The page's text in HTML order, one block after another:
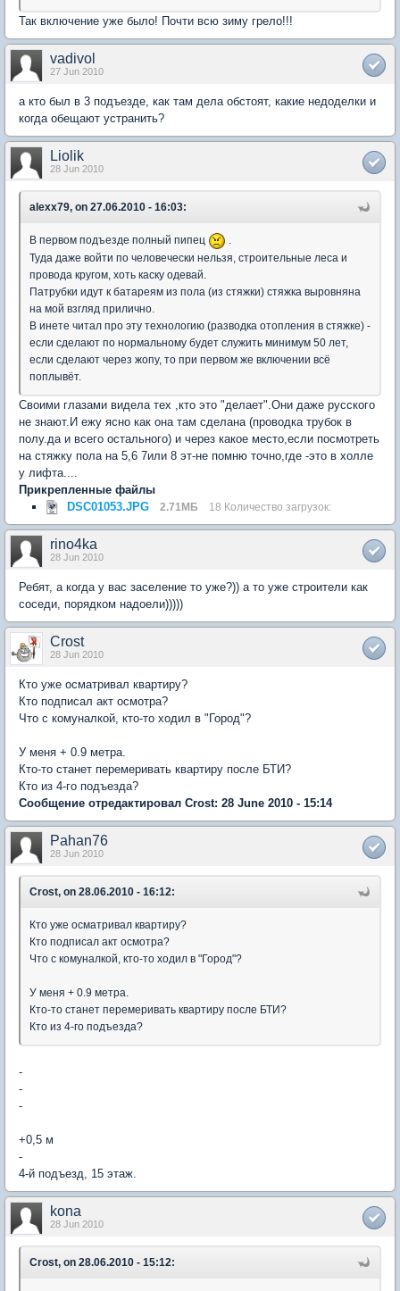
Так включение уже было! Почти всю зиму грело!!!
vadivol
27 Jun 2010
а кто был в 3 подъезде, как там дела обстоят, какие недоделки и
когда обещают устранить?
Liolik
28 Jun 2010
alexx79, on 27.06.2010 - 16:03:
В первом подъезде полный пипец
Туда даже войти по человечески нельзя, строительные леса и
провода кругом, хоть каску одевай.
Патрубки идут к батареям из пола (из стяжки) стяжка выровняна
на мой взгляд прилично.
В инете читал про эту технологию (разводка отопления в стяжке) -
если сделают по нормальному будет служить минимум 50 лет,
если сделают через жопу, то при первом же включении всё
поплывёт.
Своими глазами видела тех ,кто это "делает".Они даже русского
не знают.И ежу ясно как она там сделана (проводка трубок в
полу.да и всего остального) и через какое место,если посмотреть
на стяжку пола на 5,6 7или 8 эт-не помню точно,где -это в холле
у лифта....
Прикрепленные файлы
DSC01053.JPG
2.71МБ 18 Количество загрузок:
rino4ka
28 Jun 2010
Ребят, а когда у вас заселение то уже?)) а то уже строители как
соседи, порядком надоели)))))
Crost
28 Jun 2010
Кто уже осматривал квартиру?
Кто подписал акт осмотра?
Что с комуналкой, кто-то ходил в "Город"?
У меня + 0.9 метра.
Кто-то станет перемеривать квартиру после БТИ?
Кто из 4-го подъезда?
Сообщение отредактировал Crost: 28 June 2010 - 15:14
Pahan76
28 Jun 2010
Crost, on 28.06.2010 - 16:12:
Кто уже осматривал квартиру?
Кто подписал акт осмотра?
Что с комуналкой, кто-то ходил в "Город"?
У меня + 0.9 метра.
Кто-то станет перемеривать квартиру после БТИ?
Кто из 4-го подъезда?
-
-
-
+0,5 м
-
4-й подъезд, 15 этаж.
kona
28 Jun 2010
Crost, on 28.06.2010 - 15:12: